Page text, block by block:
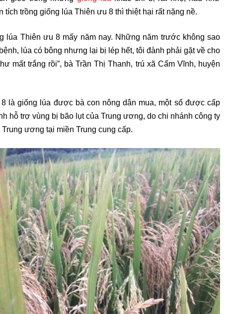
tích trồng giống lúa Thiên ưu 8 thì thiệt hại rất nặng nề.
lúa Thiên ưu 8 mấy năm nay. Những năm trước không sao
lúa có bông nhưng lại bị lép hết, tôi đành phải gặt về cho
mất trắng rồi”, bà Trần Thị Thanh, trú xã Cẩm Vĩnh, huyện
là giống lúa được bà con nông dân mua, một số được cấp
hỗ trợ vùng bị bão lụt của Trung ương, do chi nhánh công ty
ương tại miền Trung cung cấp.